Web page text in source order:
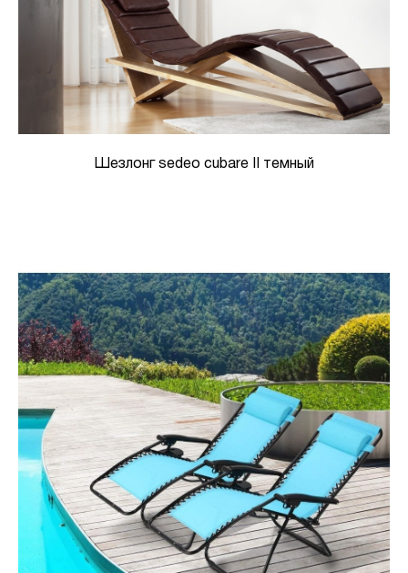
Шезлонг sedeo cubare II темный